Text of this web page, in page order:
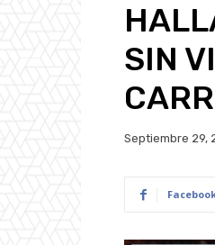
SIN
Septiembre 29,